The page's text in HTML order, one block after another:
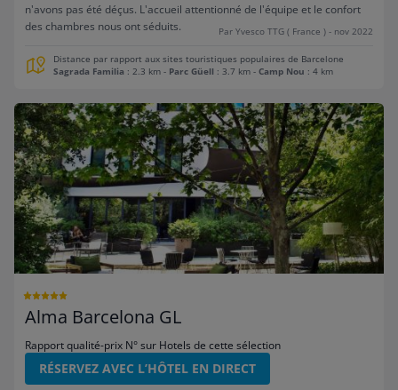
n'avons pas été déçus. L'accueil attentionné de l'équipe et le confort
des chambres nous ont séduits.
Par Yvesco TTG ( France ) - nov 2022
Distance par rapport aux sites touristiques populaires de Barcelone
Sagrada Familia : 2.3 km - Parc Güell : 3.7 km - Camp Nou : 4 km
Alma Barcelona GL
Rapport qualité-prix N° sur Hotels de cette sélection
RÉSERVEZ AVEC L’HÔTEL EN DIRECT